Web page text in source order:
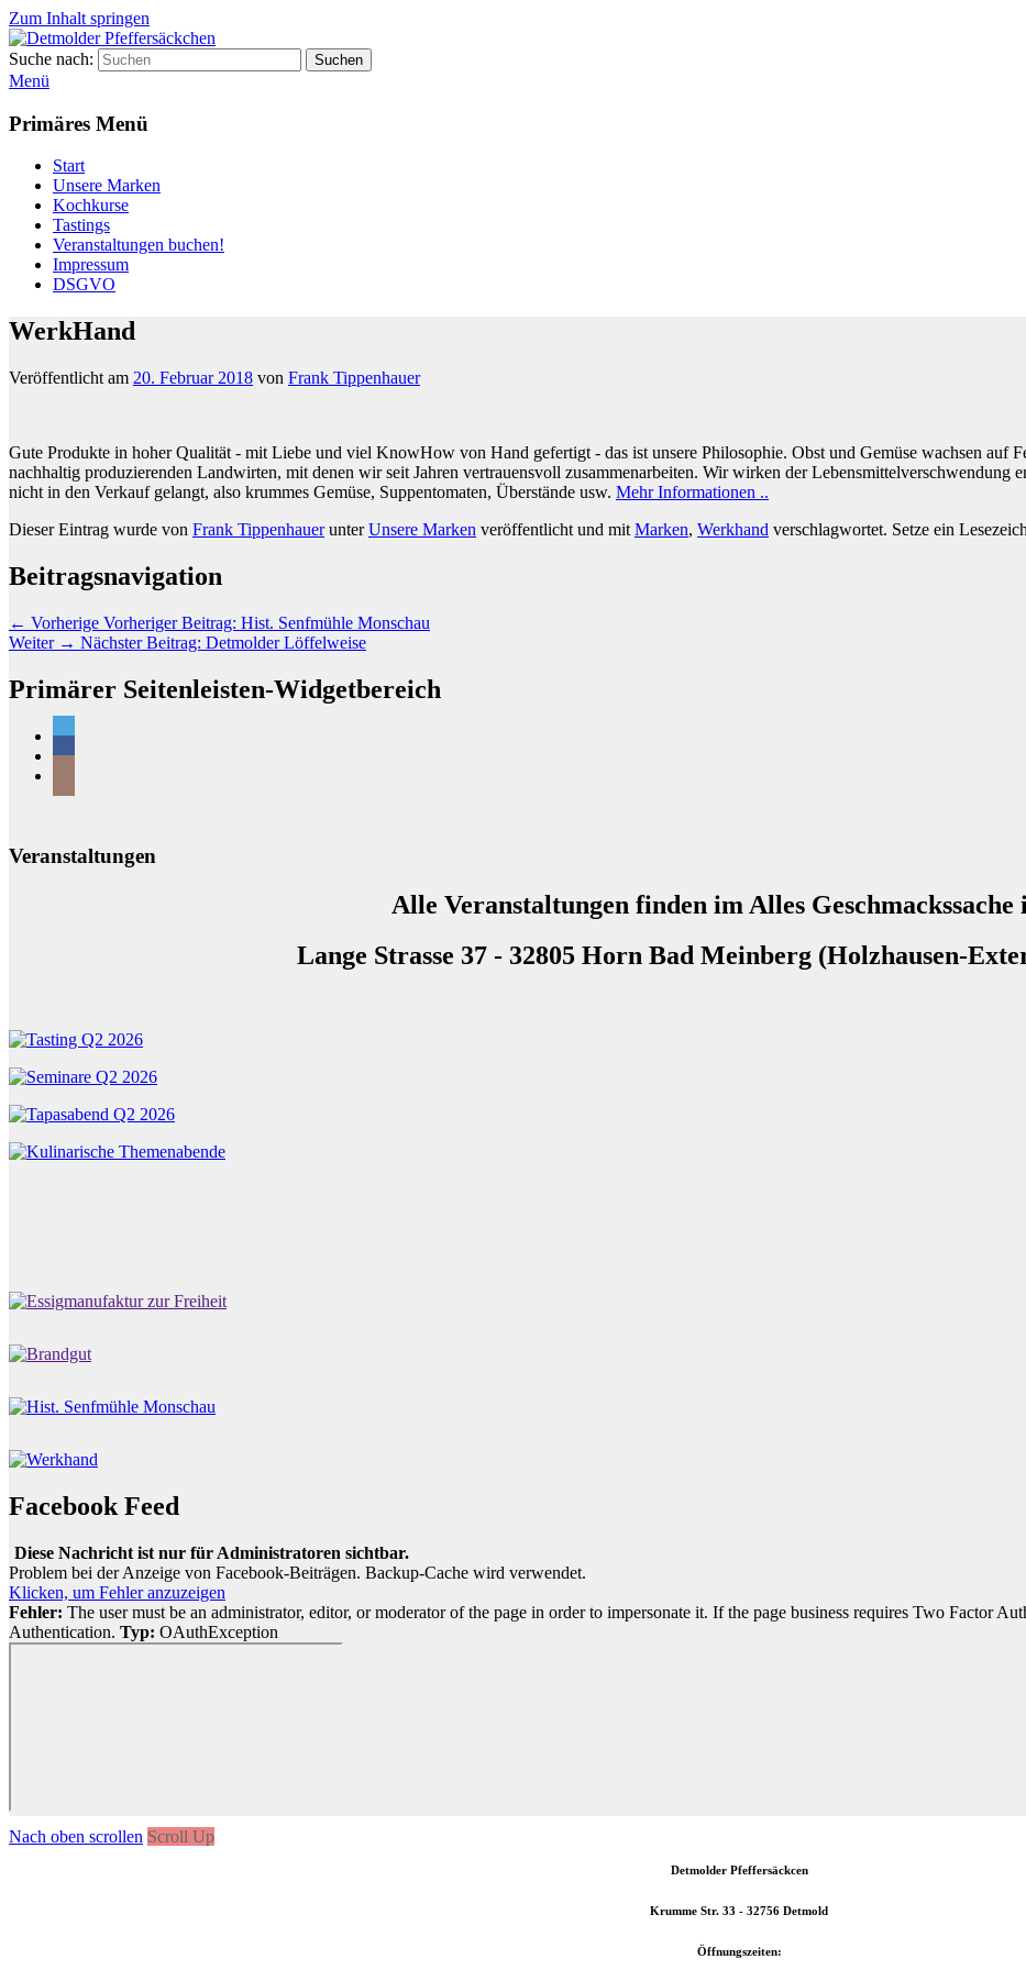
Zum Inhalt springen
Detmolder Pfeffersäckchen
Suche nach: Suchen
Menü
Primäres Menü
Start
Unsere Marken
Kochkurse
Tastings
Veranstaltungen buchen!
Impressum
DSGVO
WerkHand
Veröffentlicht am 20. Februar 2018 von Frank Tippenhauer
Gute Produkte in hoher Qualität - mit Liebe und viel KnowHow von Hand gefertigt - das ist unsere Philosophie. Obst und Gemüse wachsen auf
nachhaltig produzierenden Landwirten, mit denen wir seit Jahren vertrauensvoll zusammenarbeiten. Wir wirken der Lebensmittelverschwendung
nicht in den Verkauf gelangt, also krummes Gemüse, Suppentomaten, Überstände usw. Mehr Informationen ..
Dieser Eintrag wurde von Frank TippenhauerunterUnsere Marken veröffentlicht und mit Marken, Werkhand verschlagwortet. Setze ein
Beitragsnavigation
← Vorherige Vorheriger Beitrag: Hist. Senfmühle Monschau
Weiter → Nächster Beitrag: Detmolder Löffelweise
Primärer Seitenleisten-Widgetbereich
Veranstaltungen
Alle Veranstaltungen finden im Alles Geschmackssache
Lange Strasse 37 - 32805 Horn Bad Meinberg (Holzhausen-
Facebook Feed
Diese Nachricht ist nur für Administratoren sichtbar.
Problem bei der Anzeige von Facebook-Beiträgen. Backup-Cache wird verwendet.
Klicken, um Fehler anzuzeigen
Fehler: The user must be an administrator, editor, or moderator of the page in order to impersonate it. If the page business requires Two Factor
Authentication. Typ: OAuthException
Detmolder Pfeffersäckcen
Krumme Str. 33 - 32756 Detmold
Öffnungszeiten:
Nach oben scrollen Scroll Up